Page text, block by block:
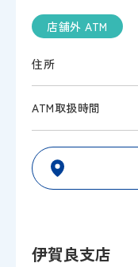
店舗外 ATM
住所
ATM取扱時間
伊賀良支店